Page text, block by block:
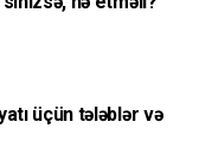
üçün tələblər və